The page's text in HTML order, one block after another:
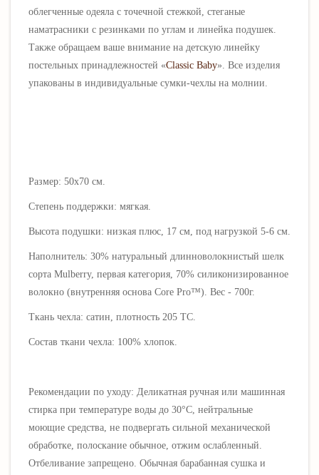
облегченные одеяла с точечной стежкой, стеганые
наматрасники с резинками по углам и линейка подушек.
Также обращаем ваше внимание на детскую линейку
постельных принадлежностей «Classic Baby». Все изделия
упакованы в индивидуальные сумки-чехлы на молнии.
Размер: 50х70 см.
Степень поддержки: мягкая.
Высота подушки: низкая плюс, 17 см, под нагрузкой 5-6 см.
Наполнитель: 30% натуральный длинноволокнистый шелк
сорта Mulberry, первая категория, 70% силиконизированное
волокно (внутренняя основа Core Pro™). Вес - 700г.
Ткань чехла: сатин, плотность 205 ТС.
Состав ткани чехла: 100% хлопок.
Рекомендации по уходу: Деликатная ручная или машинная
стирка при температуре воды до 30°C, нейтральные
моющие средства, не подвергать сильной механической
обработке, полоскание обычное, отжим ослабленный.
Отбеливание запрещено. Обычная барабанная сушка и